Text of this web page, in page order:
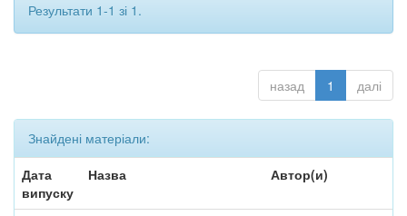
Результати 1-1 зі 1.
назад 1 далі
Знайдені матеріали:
Дата
випуску
Назва Автор(и)